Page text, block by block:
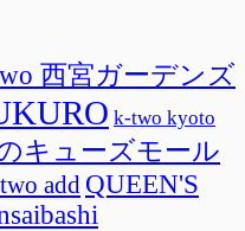
西宮ガーデンズ
k-two kyoto
キューズモール
add QUEEN'S